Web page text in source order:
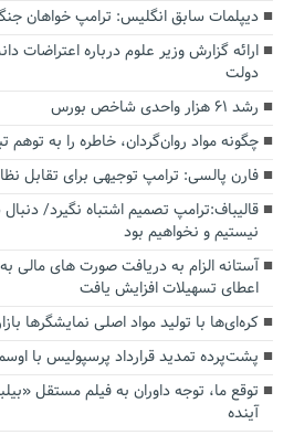
دیپلمات سابق انگلیس:‌ ترامپ خواهان
ارائه گزارش وزیر علوم درباره اعتراضات
دولت
رشد ۶۱ هزار واحدی شاخص بورس
چگونه مواد روان‌گردان، خاطره را به توهم
فارن پالسی: ترامپ توجیهی برای تقابل
قالیباف:ترامپ تصمیم اشتباه نگیرد/
نیستیم و نخواهیم بود
اعطای تسهیلات افزایش یافت
کره‌ای‌ها با تولید مواد اصلی نمایشگرها
پشت‌پرده تمدید قرارداد پرسپولیس با
توقع ما، توجه داوران به فیلم مستقل
آینده